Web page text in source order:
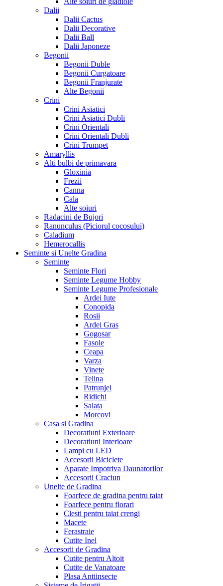
Dalii
Dalii Cactus
Dalii Decorative
Dalii Ball
Dalii Japoneze
Begonii
Begonii Duble
Begonii Curgatoare
Begonii Franjurate
Alte Begonii
Crini
Crini Asiatici
Crini Asiatici Dubli
Crini Orientali
Crini Orientali Dubli
Crini Trumpet
Amaryllis
Alti bulbi de primavara
Gloxinia
Frezii
Canna
Cala
Alte soiuri
Radacini de Bujori
Ranunculus (Piciorul cocosului)
Caladium
Hemerocallis
Seminte si Unelte Gradina
Seminte
Seminte Flori
Seminte Legume Hobby
Seminte Legume Profesionale
Ardei Iute
Conopida
Rosii
Ardei Gras
Gogosar
Fasole
Ceapa
Varza
Vinete
Telina
Patrunjel
Ridichi
Salata
Morcovi
Casa si Gradina
Decoratiuni Exterioare
Decoratiuni Interioare
Lampi cu LED
Accesorii Biciclete
Aparate Impotriva Daunatorilor
Accesorii Craciun
Unelte de Gradina
Foarfece de gradina pentru taiat
Foarfece pentru florari
Clesti pentru taiat crengi
Macete
Ferastraie
Cutite Inel
Accesorii de Gradina
Cutite pentru Altoit
Cutite de Vanatoare
Plasa Antiinsecte